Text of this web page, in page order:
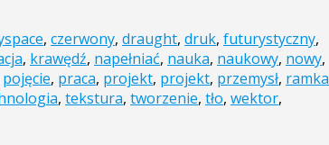
, czerwony, draught, druk, futurystyczny,
, krawędź, napełniać, nauka, naukowy, nowy,
pojęcie, praca, projekt, projekt, przemysł, ramka
, tekstura, tworzenie, tło, wektor,